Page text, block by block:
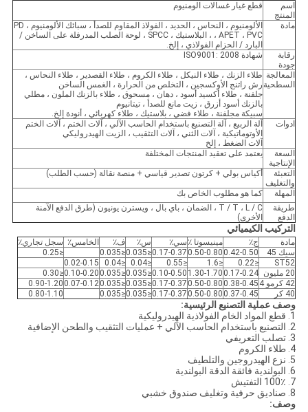
اسم
المنتج
قطع غيار غسالات الومنيوم
مادة
الألومنيوم ، النحاس ، الحديد ، الفولاذ المقاوم للصدأ ، سبائك الألومنيوم ، PD
، APET ، PVC ، البلاستيك ، SPCC ، لوحة الصلب المدرفلة على الساخن /
البارد / الحزام الفولاذي ، إلخ.
رقابة
جودة
شهادة ISO9001: 2008
المعالجة
السطحية
طلاء الزنك ، طلاء النيكل ، طلاء الكروم ، طلاء القصدير ، طلاء النحاس ،
رش راتنج الأوكسجين ، التخلص من الحرارة ، الغمس الساخن
جلفنة ، طلاء أكسيد أسود ، دهان ، مسحوق ، طلاء بالزنك الملون ، مطلي
بالزنك أسود أزرق ، زيت مانع للصدأ ، تيتانيوم
سبيكة مجلفنة ، طلاء فضي ، بلاستيك ، طلاء كهربائي ، أنودة إلخ.
ادوات
آلة الربيع ، آلة التصنيع باستخدام الحاسب الآلي ، آلات الختم ، آلات الختم
الأوتوماتيكية ، آلات الثني ، آلات التثقيب ، الزيت الهيدروليكي
آلات الضغط ، إلخ
السعة
الإنتاجية
يعتمد على تعقيد المنتجات المختلفة
التعبئة
والتغليف
أكياس بولي + كرتون تصدير قياسي + منصة نقالة (حسب الطلب)
المهلة
كما هو مطلوب الخاص بك
طريقة
الدفع
T / T ، L / C ، الضمان ، باي بال ، ويسترن يونيون (طرق الدفع الآمنة
الأخرى)
التركيب الكيميائي
مادة ج٪ مينيسوتا ٪ سي٪ س٪ ف٪ الخامس٪ سجل تجاري٪
سيك 45
0.42-0.50
0.50-0.80
0.17-0.37
≤0.035
≤0.035
≤0.25
ST52
≤0.22
≤1.6
≤0.55
≤0.04
≤0.04
0.02-0.15
20 مليون
0.17-0.24
1.30-1.70
0.10-0.50
≤0.035
≤0.035
0.10-0.20
≤0.30
42 كرمو 4
0.38-0.45
0.50-0.80
0.17-0.37
≤0.035
≤0.035
0.07-0.12
0.90-1.20
40 كر
0.37-0.45
0.50-0.80
0.17-0.37
≤0.035
≤0.035
0.80-1.10
وصف عملية التصنيع الرئيسية:
1. قطع المواد الخام الفولاذية الهيدروليكية
2. التصنيع باستخدام الحاسب الآلي + عمليات التثقيب والطحن الإضافية
3. تصلب التعريفي
4. طلاء الكروم
5. نزع الهيدروجين والتلطيف
6. البولندية فائقة الدقة البولندية
7. 100٪ التفتيش
8. صناديق حرفية وتغليف صندوق خشبي
وصف: